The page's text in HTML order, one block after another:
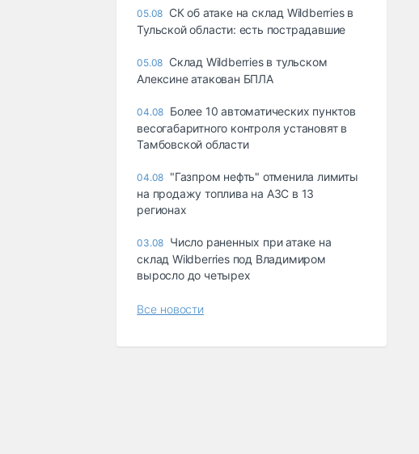
05.08 СК об атаке на склад Wildberries в
Тульской области: есть пострадавшие
05.08 Склад Wildberries в тульском
Алексине атакован БПЛА
04.08 Более 10 автоматических пунктов
весогабаритного контроля установят в
Тамбовской области
04.08 "Газпром нефть" отменила лимиты
на продажу топлива на АЗС в 13
регионах
03.08 Число раненных при атаке на
склад Wildberries под Владимиром
выросло до четырех
Все новости